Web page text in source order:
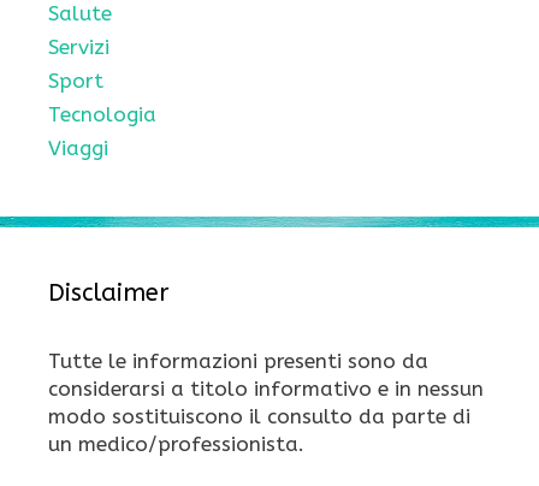
Salute
Servizi
Sport
Tecnologia
Viaggi
Disclaimer
Tutte le informazioni presenti sono da
considerarsi a titolo informativo e in nessun
modo sostituiscono il consulto da parte di
un medico/professionista.